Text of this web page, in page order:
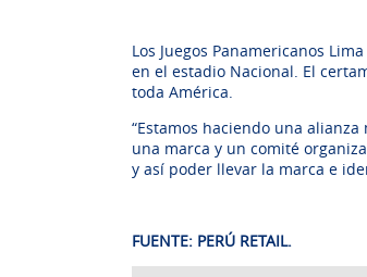
Los Juegos Panamericanos
en el estadio Nacional. El
toda América.
“Estamos haciendo una
una marca y un comité
y así poder llevar la marca e
FUENTE: PERÚ RETAIL.